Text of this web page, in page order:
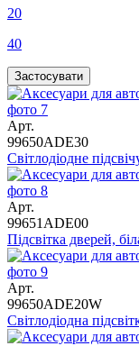
20
40
Арт.
99650ADE30
Світлодіодне
Арт.
99651ADE00
Підсвітка дверей,
Арт.
99650ADE20W
Світлодіодна